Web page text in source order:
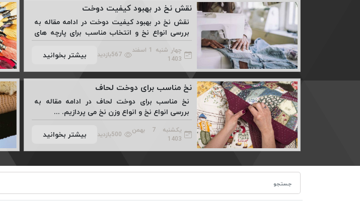
نقش نخ در بهبود کیفیت دوخت
نقش نخ در بهبود کیفیت دوخت در ادامه مقاله به
بررسی انواع نخ و انتخاب مناسب برای پارچه های
مختلف می پردازیم. ...
چهار شنبه 1 اسفند
1403
567بازدید بیشتر بخوانید
نخ مناسب برای دوخت لحاف
نخ مناسب برای دوخت لحاف در ادامه مقاله به
بررسی انواع نخ و انواع وزن نخ می پردازیم. ...
یکشنبه 7 بهمن
1403
500بازدید بیشتر بخوانید